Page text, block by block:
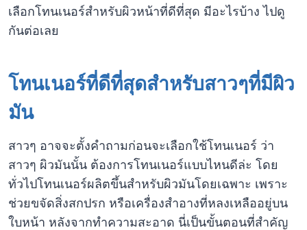
เลือกโทนเนอร์สำหรับผิวหน้าที่ดีที่สุด มีอะไรบ้าง ไปดู
กันต่อเลย
โทนเนอร์ที่ดีที่สุดสำหรับสาวๆที่มีผิว
มัน
สาวๆ อาจจะตั้งคำถามก่อนจะเลือกใช้โทนเนอร์ ว่า
สาวๆ ผิวมันนั้น ต้องการโทนเนอร์แบบไหนดีล่ะ โดย
ทั่วไปโทนเนอร์ผลิตขึ้นสำหรับผิวมันโดยเฉพาะ เพราะ
ช่วยขจัดสิ่งสกปรก หรือเครื่องสำอางที่หลงเหลืออยู่บน
ใบหน้า หลังจากทำความสะอาด นี่เป็นขั้นตอนที่สำคัญ